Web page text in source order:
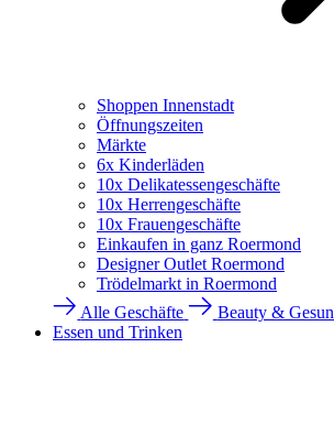
Shoppen Innenstadt
Öffnungszeiten
Märkte
6x Kinderläden
10x Delikatessengeschäfte
10x Herrengeschäfte
10x Frauengeschäfte
Einkaufen in ganz Roermond
Designer Outlet Roermond
Trödelmarkt in Roermond
Alle Geschäfte
Beauty &
Essen und Trinken